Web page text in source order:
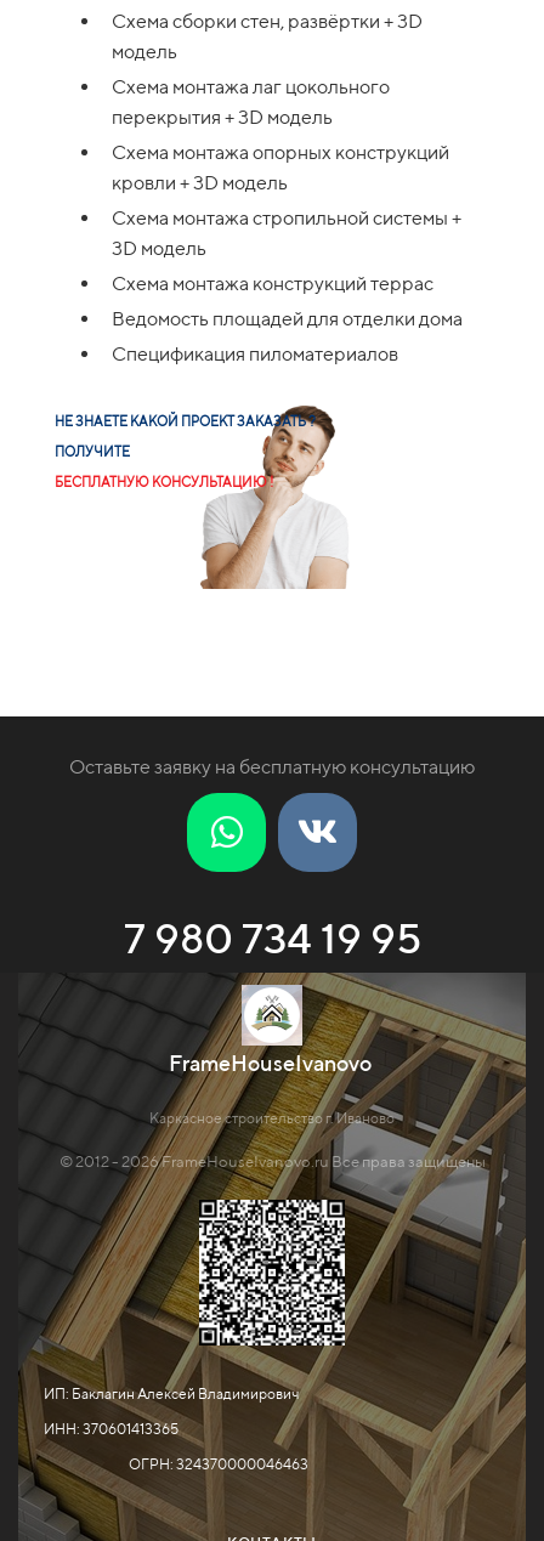
Схема сборки стен, развёртки + 3D
модель
Схема монтажа лаг цокольного
перекрытия + 3D модель
Схема монтажа опорных конструкций
кровли + 3D модель
Схема монтажа стропильной системы +
3D модель
Схема монтажа конструкций террас
Ведомость площадей для отделки дома
Спецификация пиломатериалов
НЕ ЗНАЕТЕ КАКОЙ ПРОЕКТ ЗАКАЗАТЬ ?
ПОЛУЧИТЕ
БЕСПЛАТНУЮ КОНСУЛЬТАЦИЮ !
Оставьте заявку на бесплатную консультацию
7 980 734 19 95
FrameHouseIvanovo
Каркасное строительство г. Иваново
© 2012 - 2026 FrameHouseIvanovo.ru Все права защищены
ИП: Баклагин Алексей Владимирович
ИНН: 370601413365
ОГРН: 324370000046463